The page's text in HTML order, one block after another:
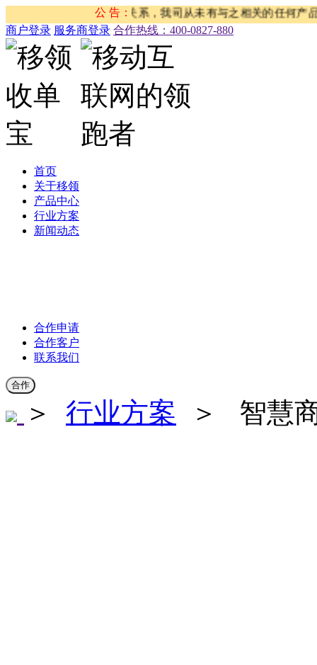
公 告：
司没有任何关系，我司从未有与之相关的任何产品
商户登录 服务商登录 合作热线：‭400-0827-880
首页
关于移领
产品中心
行业方案
新闻动态
合作申请
合作客户
联系我们
合作
＞ 行业方案 ＞ 智慧